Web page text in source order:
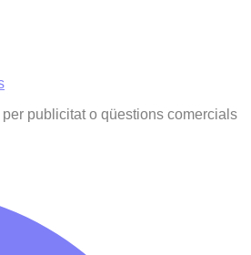
publicitat o qüestions comercials